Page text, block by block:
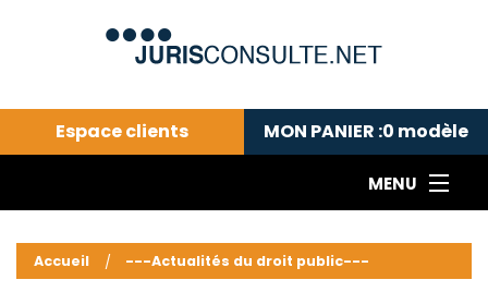
Espace clients MON PANIER :0 modèle
MENU
---Actualités du droit public---
Droit pénal---
Accueil ---Actualités du droit public---